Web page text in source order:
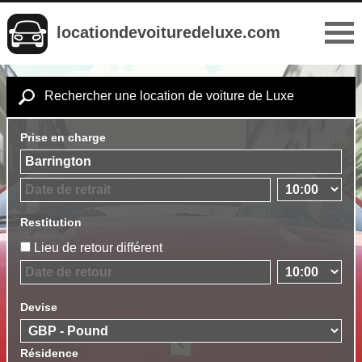
locationdevoituredeluxe.com
Rechercher une location de voiture de Luxe
Prise en charge
Restitution
Lieu de retour différent
Devise
Résidence